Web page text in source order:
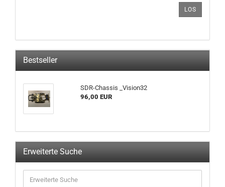
EIN.
LOS
Bestseller
SDR-Chassis _Vision32
96,00 EUR
Erweiterte Suche
Suche